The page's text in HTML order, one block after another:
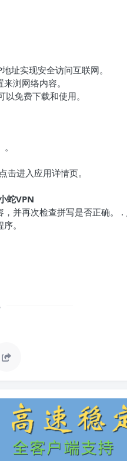
址实现安全访问互联网。
浏网络内容。
免费下载和使用。
击进入应用详情页。
蛇VPN
并再次检查拼写是否正确。 .
。